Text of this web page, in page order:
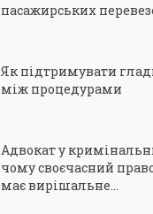
пасажирських
Як підтримувати
між процедурами
Адвокат у
чому своєчасний
має вирішальне...